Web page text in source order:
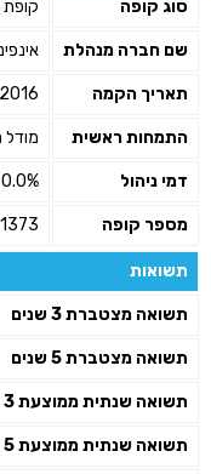
סוג קופה
שם חברה מנהלת
תאריך הקמה
התמחות ראשית
דמי ניהול 0.0%
מספר קופה
תשואות
תשואה מצטברת 3 שנים
תשואה מצטברת 5 שנים
תשואה שנתית ממוצעת 3 שנים
תשואה שנתית ממוצעת 5 שנים
שליחה